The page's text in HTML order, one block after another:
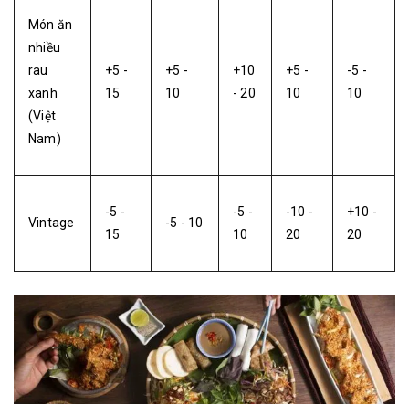
Món ăn
nhiều
rau
xanh
(Việt
Nam)
+5 -
15
+5 -
10
+10
- 20
+5 -
10
-5 -
10
Vintage
-5 -
15
-5 - 10
-5 -
10
-10 -
20
+10 -
20